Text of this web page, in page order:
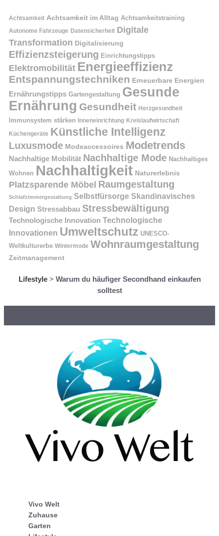
Achtsamkeit Achtsamkeit im Alltag Achtsamkeitstraining
Autonome Fahrzeuge Datensicherheit Digitale
Transformation Digitalisierung
Effizienzsteigerung Einrichtungstipps
Elektromobilität Energieeffizienz
Entspannungstechniken Erneuerbare Energien
Ernährungstipps Gartengestaltung Gesunde
Ernährung Gesundheit Herzgesundheit
Immunsystem stärken Inneneinrichtung Kreislaufwirtschaft
Küchengeräte Künstliche Intelligenz
Luxusmode Modeaccessoires Modetrends
Nachhaltige Mobilität Nachhaltige Mode Nachhaltiges
Wohnen Nachhaltigkeit Naturerlebnis
Platzsparende Möbel Raumgestaltung
Schlafzimmergestaltung Selbstfürsorge Skandinavisches
Design Stressabbau Stressbewältigung
Technologische Innovation Technologische
Innovationen Umweltschutz UNESCO-
Weltkulturerbe Wintermode Wohnraumgestaltung
Zeitmanagement
Lifestyle> Warum du häufiger Secondhand einkaufen
solltest
Vivo Welt
Zuhause
Garten